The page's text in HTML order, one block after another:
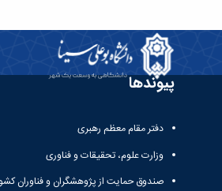
پیوندها
دفتر مقام معظم رهبری
وزارت علوم، تحقیقات و فناوری
صندوق حمایت از پژوهشگران و فناوران